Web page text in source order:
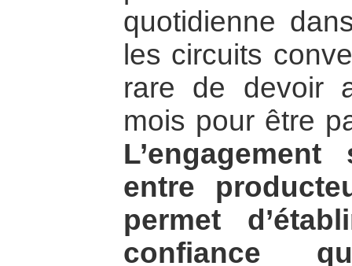
quotidienne
les circuits
rare de devoir
mois pour être
entre
permet
confiance